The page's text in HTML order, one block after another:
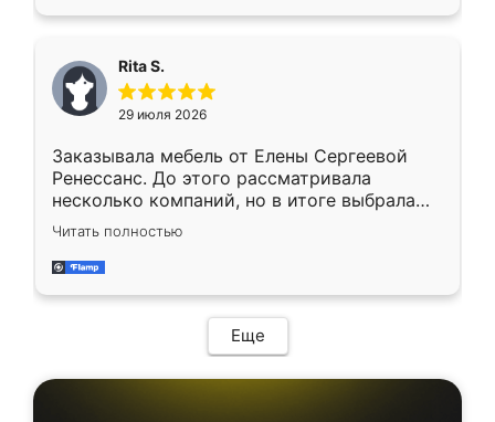
каких-либо доработок. Качеством осталась
довольна, все выглядит так, как и ожидала.
Rita S.
29 июля 2026
Заказывала мебель от Елены Сергеевой
Ренессанс. До этого рассматривала
несколько компаний, но в итоге выбрала
эту. Сначала обговорили условия, потом
приехал замерщик, всё спокойно объяснил
и снял размеры. Изготовили в срок, с
мебель сразу встала на свое место без
каких-либо доработок. Качеством осталась
довольна, все выглядит так, как и ожидала.
Читать полностью
Еще